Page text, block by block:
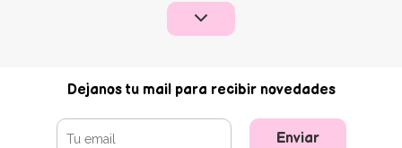
Dejanos tu mail para recibir novedades
Enviar